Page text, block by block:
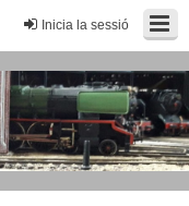
Inicia la sessió